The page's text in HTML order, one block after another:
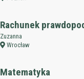
Rachunek
Zuzanna
Wrocław
Matematyka